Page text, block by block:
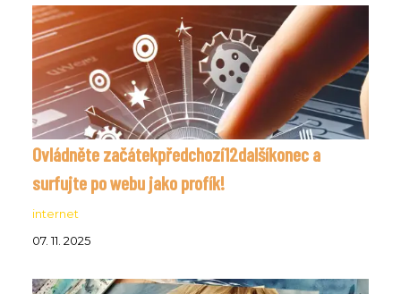
Ovládněte začátekpředchozí12dalšíkonec a
surfujte po webu jako profík!
internet
07. 11. 2025